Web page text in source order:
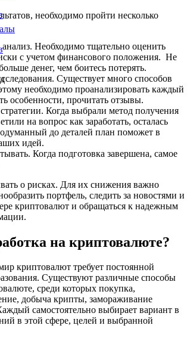
необходимо пройти несколько
Необходимо тщательно оценить
с учетом финансового положения. Не
денег, чем боитесь потерять.
Существует много способов
необходимо проанализировать каждый
особенности, прочитать отзывы.
Когда выбрали метод получения
на вопрос как заработать, осталась
до деталей план поможет в
идей.
Когда подготовка завершена, самое
о рисках. Для их снижения важно
портфель, следить за новостями и
криптовалют и обращаться к надежным
на криптовалюте?
криптовалют требует постоянной
Существуют различные способы
среди которых покупка,
добыча крипты, замораживание
самостоятельно выбирает вариант в
в этой сфере, целей и выбранной